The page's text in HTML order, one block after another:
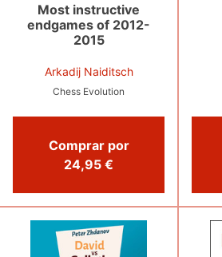
Most instructive
endgames of 2012-
2015
Arkadij Naiditsch
Chess Evolution
Comprar por
24,95 €